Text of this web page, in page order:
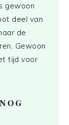
gewoon
deel van
de
Gewoon
tijd voor